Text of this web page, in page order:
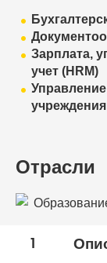
Зарплата,
учет (HRM)
учреждения
Отрасли
1